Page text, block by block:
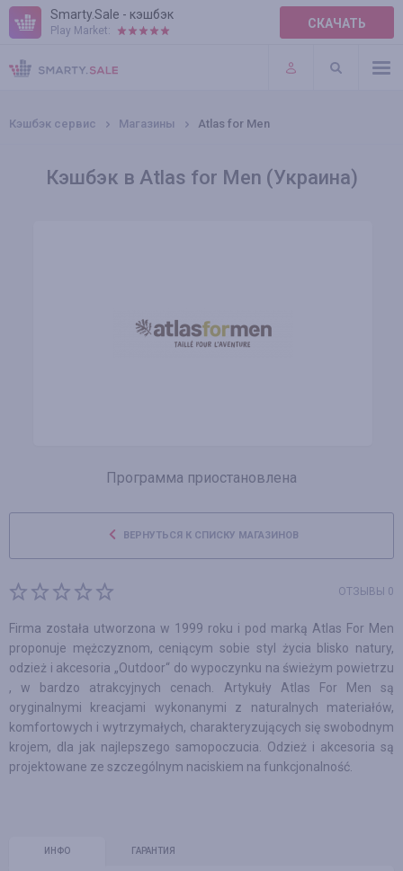
Smarty.Sale - кэшбэк
Play Market: СКАЧАТЬ
ПРАВИЛА
ПЛАГИНЫ
Кэшбэк сервис Магазины Atlas for Men
Кэшбэк в Atlas for Men (Украина)
Программа приостановлена
ВЕРНУТЬСЯ К СПИСКУ МАГАЗИНОВ
ОТЗЫВЫ 0
Firma została utworzona w 1999 roku i pod marką Atlas For Men
proponuje mężczyznom, ceniącym sobie styl życia blisko natury,
odzież i akcesoria „Outdoor“ do wypoczynku na świeżym powietrzu
, w bardzo atrakcyjnych cenach. Artykuły Atlas For Men są
oryginalnymi kreacjami wykonanymi z naturalnych materiałów,
komfortowych i wytrzymałych, charakteryzujących się swobodnym
krojem, dla jak najlepszego samopoczucia. Odzież i akcesoria są
projektowane ze szczególnym naciskiem na funkcjonalność.
ИНФО ГАРАНТИЯ